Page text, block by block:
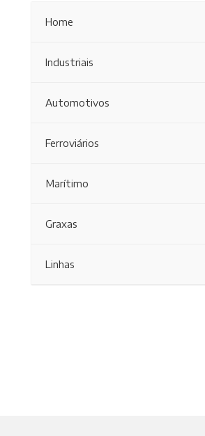
Home
Industriais
Automotivos
Ferroviários
Marítimo
Graxas
Linhas